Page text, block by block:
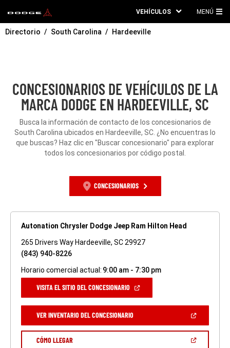
VEHÍCULOS MENÚ
Directorio South Carolina Hardeeville
CONCESIONARIOS DE VEHÍCULOS DE LA
MARCA DODGE EN HARDEEVILLE, SC
Busca la información de contacto de los concesionarios de
South Carolina ubicados en Hardeeville, SC. ¿No encuentras lo
que buscas? Haz clic en "Buscar concesionario" para explorar
todos los concesionarios por código postal.
CONCESIONARIOS
Autonation Chrysler Dodge Jeep Ram Hilton Head
265 Drivers Way Hardeeville, SC 29927
(843) 940-8226
Horario comercial actual: 9:00 am - 7:30 pm
VISITA EL SITIO DEL CONCESIONARIO(ABRIR
VENTANA
NUEVA)
VER INVENTARIO DEL CONCESIONARIO(ABRIR
UNA
CÓMO LLEGAR(ABRIR